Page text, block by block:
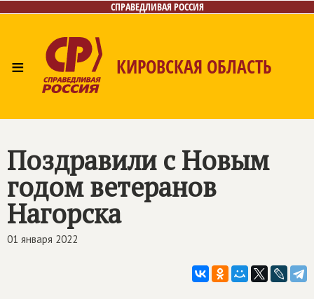
СПРАВЕДЛИВАЯ РОССИЯ
≡ КИРОВСКАЯ ОБЛАСТЬ
Контакты
Поздравили с Новым
годом ветеранов
Нагорска
01 января 2022